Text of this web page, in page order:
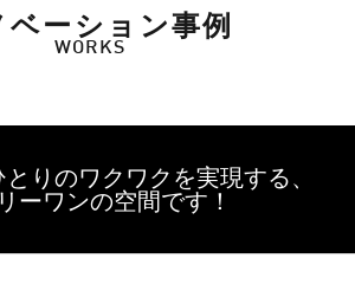
ベーション事例
WORKS
りのワクワクを実現する、
ーワンの空間です！